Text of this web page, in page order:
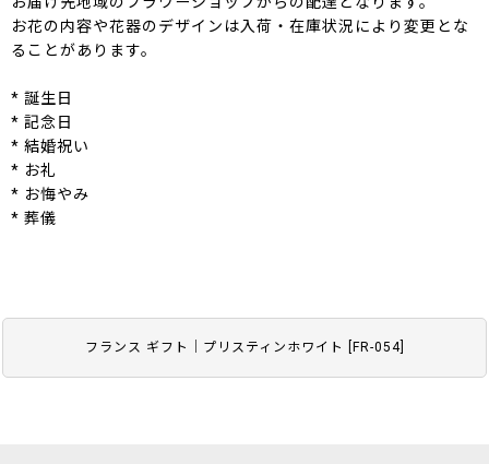
フランス ギフト｜プリスティンホワイト FR-054]
お花の内容や花器のデザインは入荷・在庫状況により変更とな
ることがあります。
* 誕生日
* 記念日
* 結婚祝い
* お礼
* お悔やみ
* 葬儀